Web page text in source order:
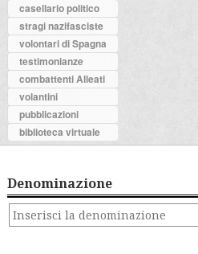
casellario politico
stragi nazifasciste
volontari di Spagna
testimonianze
combattenti Alleati
volantini
pubblicazioni
biblioteca virtuale
Denominazione